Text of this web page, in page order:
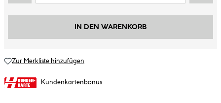
IN DEN WARENKORB
Zur Merkliste hinzufügen
Kundenkartenbonus